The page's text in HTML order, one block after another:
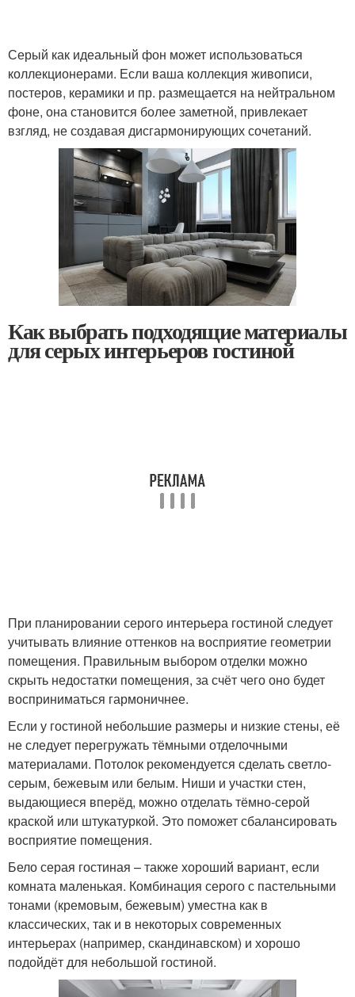
Серый как идеальный фон может использоваться
коллекционерами. Если ваша коллекция живописи,
постеров, керамики и пр. размещается на нейтральном
фоне, она становится более заметной, привлекает
взгляд, не создавая дисгармонирующих сочетаний.
Как выбрать подходящие материалы
для серых интерьеров гостиной
При планировании серого интерьера гостиной следует
учитывать влияние оттенков на восприятие геометрии
помещения. Правильным выбором отделки можно
скрыть недостатки помещения, за счёт чего оно будет
восприниматься гармоничнее.
Если у гостиной небольшие размеры и низкие стены, её
не следует перегружать тёмными отделочными
материалами. Потолок рекомендуется сделать светло-
серым, бежевым или белым. Ниши и участки стен,
выдающиеся вперёд, можно отделать тёмно-серой
краской или штукатуркой. Это поможет сбалансировать
восприятие помещения.
Бело серая гостиная – также хороший вариант, если
комната маленькая. Комбинация серого с пастельными
тонами (кремовым, бежевым) уместна как в
классических, так и в некоторых современных
интерьерах (например, скандинавском) и хорошо
подойдёт для небольшой гостиной.